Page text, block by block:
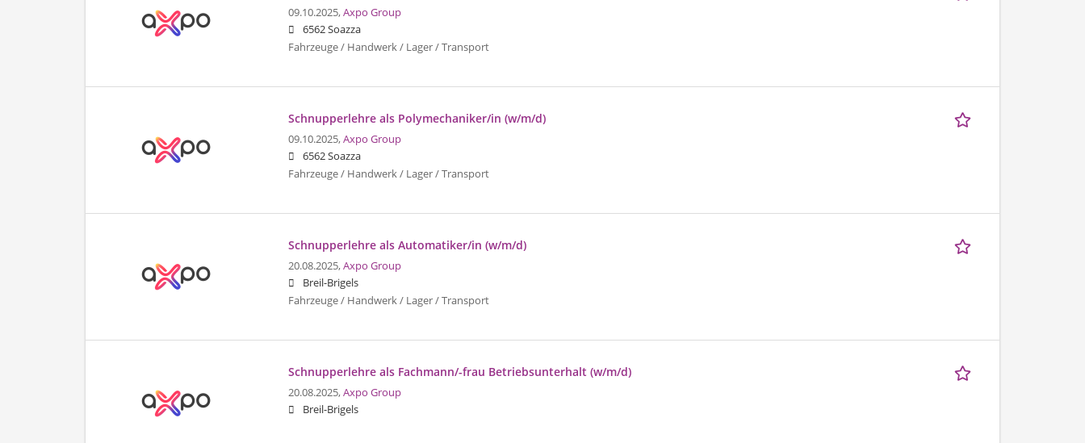
09.10.2025,Axpo Group
6562 Soazza
Fahrzeuge / Handwerk / Lager / Transport
Schnupperlehre als Polymechaniker/in (w/m/d)
09.10.2025,Axpo Group
6562 Soazza
Fahrzeuge / Handwerk / Lager / Transport
Schnupperlehre als Automatiker/in (w/m/d)
20.08.2025,Axpo Group
Breil-Brigels
Fahrzeuge / Handwerk / Lager / Transport
Schnupperlehre als Fachmann/-frau Betriebsunterhalt (w/m/d)
20.08.2025,Axpo Group
Breil-Brigels